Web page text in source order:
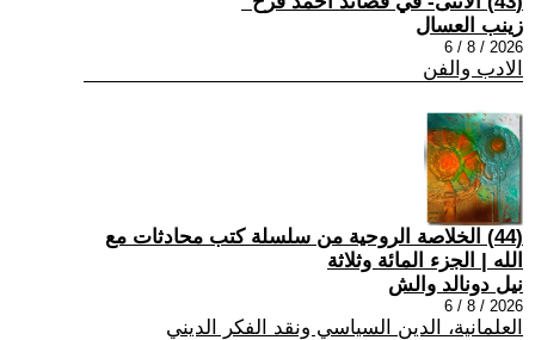
زينب العسال
2026 / 8 / 6
الادب والفن
(44) الخلاصة الروحية من سلسلة كتب محادثات مع
الله | الجزء المائة وثلاثة
نيل دونالد والش
2026 / 8 / 6
العلمانية، الدين السياسي ونقد الفكر الديني